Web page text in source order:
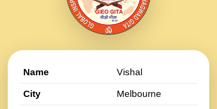
Name Vishal
City Melbourne